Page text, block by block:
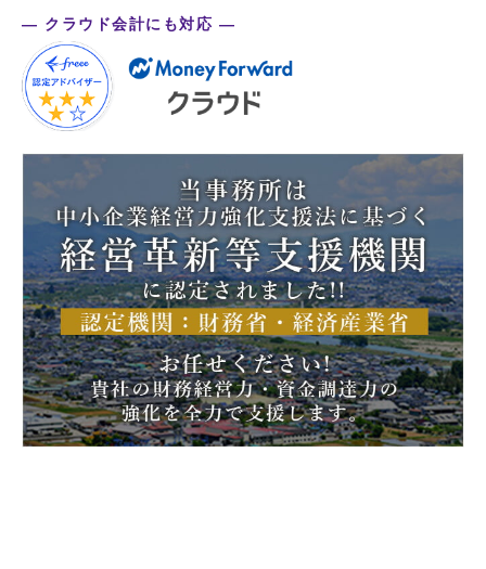
― クラウド会計にも対応 ―